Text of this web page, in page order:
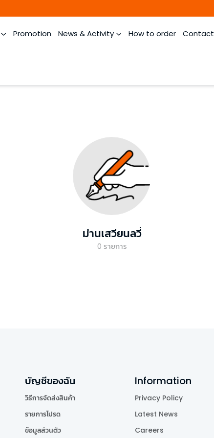
Promotion News & Activity How to order Contact
ม่านเสวียนลวี่
0 รายการ
บัญชีของฉัน
วิธีการจัดส่งสินค้า
รายการโปรด
ข้อมูลส่วนตัว
Information
Privacy Policy
Latest News
Careers